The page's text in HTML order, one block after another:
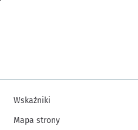
Wskaźniki
Mapa strony